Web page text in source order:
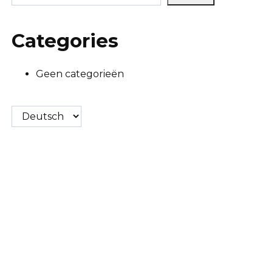
Categories
Geen categorieën
Kies
een